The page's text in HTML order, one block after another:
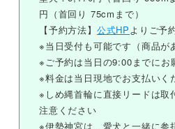
円（首回り 75cmまで）
【予約方法】 公式HPよりご予
※当日受付も可能です（商品が
※ご予約は当日の9:00までにお
※料金は当日現地でお支払いく
※しめ縄首輪に直接リードは取
注意ください
※伊勢神宮は、愛犬と一緒に参